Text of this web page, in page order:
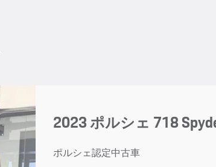
2023 ポルシェ 718
ポルシェ認定中古車